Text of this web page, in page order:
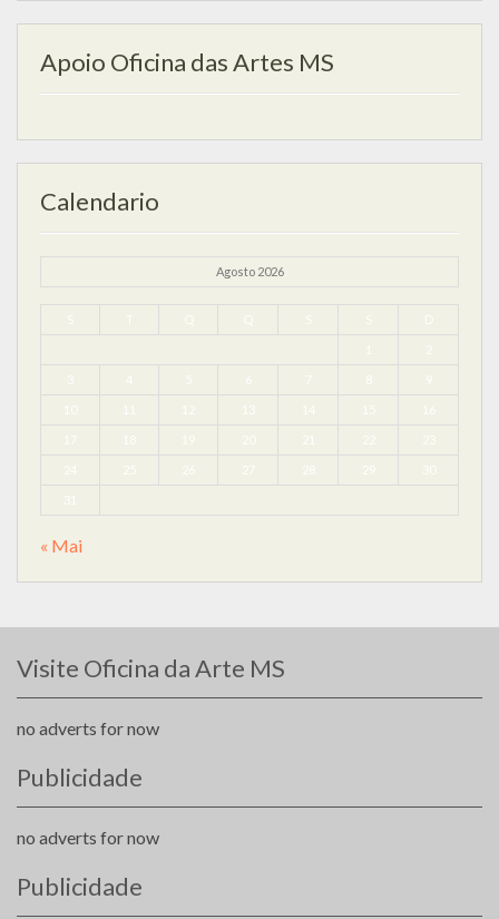
Apoio Oficina das Artes MS
Calendario
Agosto 2026
S T Q Q S S D
1
3 4 5 6 7 8 9
10 11 12 13 14 15 16
17 18 19 20 21 23
24 25 26 27 28 29 30
31
« Mai
Visite Oficina da Arte MS
no adverts for now
Publicidade
no adverts for now
Publicidade